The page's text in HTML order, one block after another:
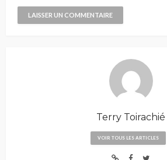
Terry Toirachié
VOIR TOUS LES ARTICLES